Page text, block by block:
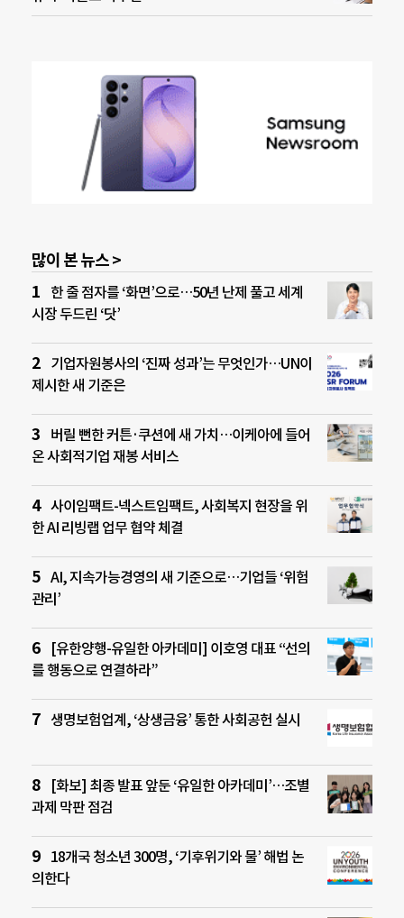
많이 본 뉴스 >
한 줄 점자를 ‘화면’으로…50년 난제 풀고 세계
시장 두드린 ‘닷’
기업자원봉사의 ‘진짜 성과’는 무엇인가…UN이
제시한 새 기준은
버릴 뻔한 커튼·쿠션에 새 가치…이케아에 들어
온 사회적기업 재봉 서비스
사이임팩트-넥스트임팩트, 사회복지 현장을 위
한 AI 리빙랩 업무 협약 체결
AI, 지속가능경영의 새 기준으로…기업들 ‘위험
관리’
[유한양행-유일한 아카데미] 이호영 대표 “선의
를 행동으로 연결하라”
생명보험업계, ‘상생금융’ 통한 사회공헌 실시
[화보] 최종 발표 앞둔 ‘유일한 아카데미’…조별
과제 막판 점검
18개국 청소년 300명, ‘기후위기와 물’ 해법 논
의한다